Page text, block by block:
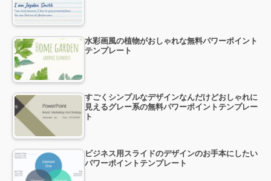
水彩画風の植物がおしゃれな無料パワーポイント
テンプレート
すごくシンプルなデザインなんだけどおしゃれに
見えるグレー系の無料パワーポイントテンプレー
ト
ビジネス用スライドのデザインのお手本にしたい
パワーポイントテンプレート